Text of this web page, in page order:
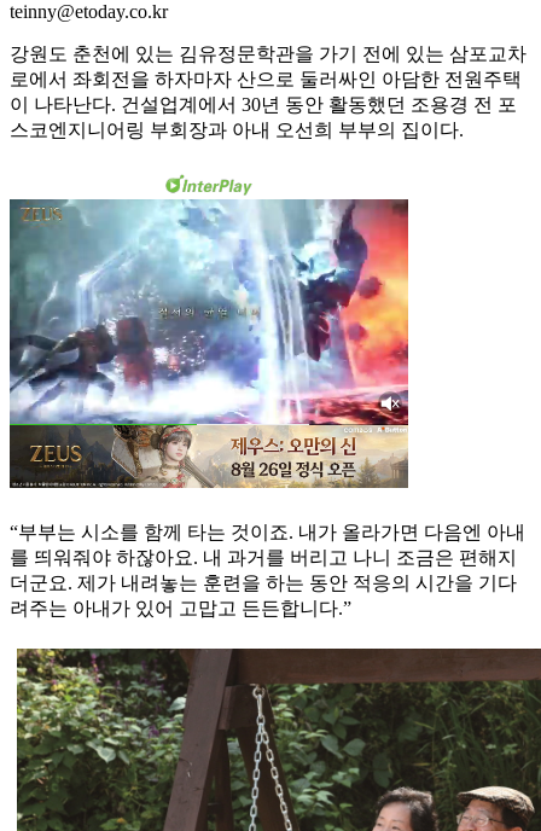
teinny@etoday.co.kr
강원도 춘천에 있는 김유정문학관을 가기 전에 있는 삼포교차
로에서 좌회전을 하자마자 산으로 둘러싸인 아담한 전원주택
이 나타난다. 건설업계에서 30년 동안 활동했던 조용경 전 포
스코엔지니어링 부회장과 아내 오선희 부부의 집이다.
“부부는 시소를 함께 타는 것이죠. 내가 올라가면 다음엔 아내
를 띄워줘야 하잖아요. 내 과거를 버리고 나니 조금은 편해지
더군요. 제가 내려놓는 훈련을 하는 동안 적응의 시간을 기다
려주는 아내가 있어 고맙고 든든합니다.”